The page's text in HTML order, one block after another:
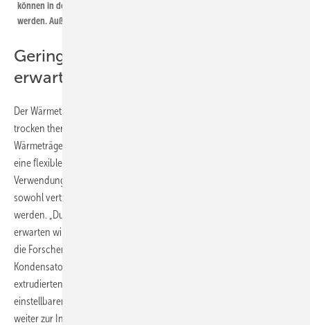
können in der Anzahl pro Fassadenelement und in ihrer Breite variiert
werden. Außerdemi ist auch eine vertikale Integration möglich.
Geringer thermischer Widerstand
erwartet
Der Wärmetransport erfolgt über Wärmerohre (Heat Pipes). Diese sind
trocken thermisch angebunden. Das bedeutet, dass keinerlei
Wärmeträgermedium durch das Fassadenelement strömt. Dadurch ist
eine flexible Gestaltung der Elemente kein Problem ist. Durch die
Verwendung von Wärmerohren können die Streifenkollektoren
sowohl vertikal als auch horizontal in das Fassasdenelement integriert
werden. „Durch die besondere Anbindung des Wärmesammlers
erwarten wir einen verringerten thermischen Widerstand“, erklären
die Forscher. „Die Sammleranbindung ist in Form eines Heat Pipe-
Kondensators ausgeführt, der formschlüssig in einen entsprechend
extrudierten Sammelkanal greift. Sie ermöglicht zudem einen stufenlos
einstellbaren, flexiblen Abstand der einzelnen Heat-Pipes und trägt so
weiter zur Individualisierung der Anwendung bei.“ So vereine der